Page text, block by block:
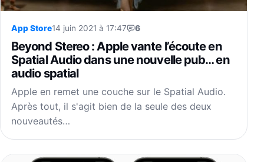
App Store14 juin 2021 à 17:47 6
Beyond Stereo : Apple vante l’écoute en
Spatial Audio dans une nouvelle pub… en
audio spatial
Apple en remet une couche sur le Spatial Audio.
Après tout, il s'agit bien de la seule des deux
nouveautés…